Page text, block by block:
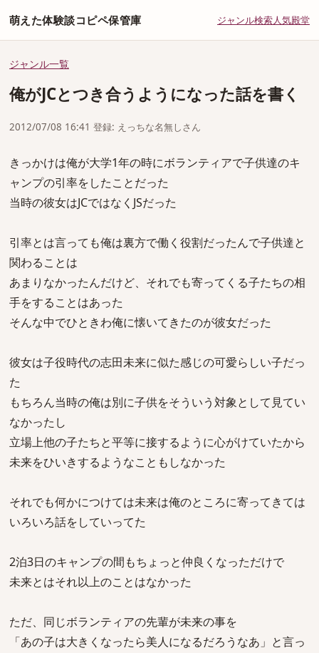
萌えた体験談コピペ保管庫 ジャンル検索人気殿堂
ジャンル一覧
俺がJCとつき合うようになった話を書く
2012/07/08 16:41 登録: えっちな名無しさん
きっかけは俺が大学1年の時にボランティアで子供達のキ
ャンプの引率をしたことだった
当時の彼女はJCではなくJSだった
引率とは言っても俺は裏方で働く役割だったんで子供達と
関わることは
あまりなかったんだけど、それでも寄ってくる子たちの相
手をすることはあった
そんな中でひときわ俺に懐いてきたのが彼女だった
彼女は子役時代の志田未来に似た感じの可愛らしい子だっ
た
もちろん当時の俺は別に子供をそういう対象として見てい
なかったし
立場上他の子たちと平等に接するように心がけていたから
未来をひいきするようなこともしなかった
それでも何かにつけては未来は俺のところに寄ってきては
いろいろ話をしていってた
2泊3日のキャンプの間もちょっと仲良くなっただけで
未来とはそれ以上のことはなかった
ただ、同じボランティアの先輩が未来の事を
「あの子は大きくなったら美人になるだろうなあ」と言っ